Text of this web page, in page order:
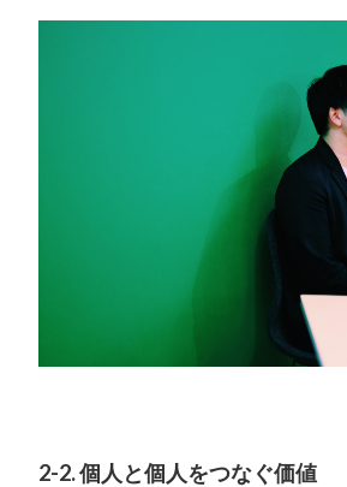
2-2. 個人と個人をつなぐ価値